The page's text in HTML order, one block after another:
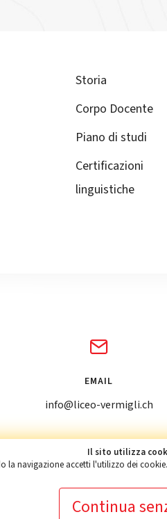
Storia
Corpo Docente
Piano di studi
Certificazioni
linguistiche
EMAIL
info@liceo-vermigli.ch
Il sito utilizza
la navigazione accetti l'utilizzo dei
Continua